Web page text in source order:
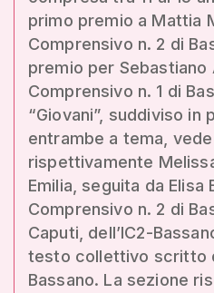
primo premio a Mattia
Comprensivo n. 2 di
premio per Sebastiano
Comprensivo n. 1 di
“Giovani”, suddiviso in
entrambe a tema,
rispettivamente
Emilia, seguita da Elisa
Comprensivo n. 2 di
Caputi, dell’IC2-
testo collettivo scritto
Bassano. La sezione